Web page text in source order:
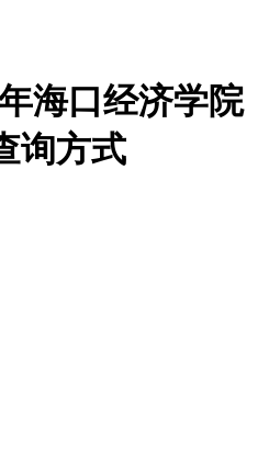
海口经济学院
询方式